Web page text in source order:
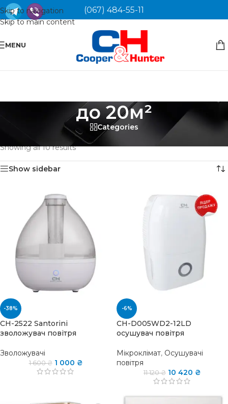
Skip to navigation
Skip to main content
(067) 484-55-11
MENU
до 20м²
Categories
Товар Площа приміщення
Showing all 10 results
Show sidebar
-38%
CH-2522 Santorini
зволожувач повітря
Зволожувачі
1 600₴ 1 000 ₴
-6%
CH-D005WD2-12LD
осушувач повітря
Мікроклімат, Осушувачі
повітря
11 120₴ 10 420 ₴